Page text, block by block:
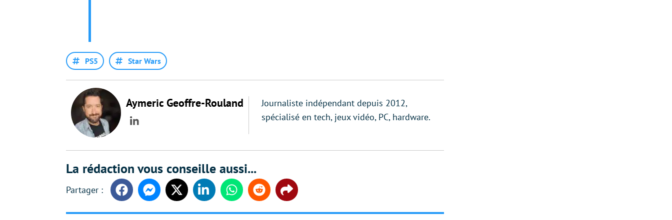
PS5 Star Wars
Aymeric Geoffre-Rouland
LinkedIn
Journaliste indépendant depuis 2012,
spécialisé en tech, jeux vidéo, PC, hardware.
La rédaction vous conseille aussi...
FacebookMessengerTwitter LinkedinWhatsappReddit Share